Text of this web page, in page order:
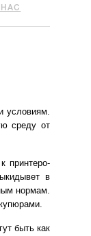
условиям.
среду от
принтеро-
в
нормам.
быть как